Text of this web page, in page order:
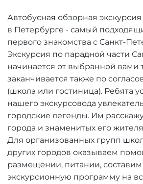
Автобусная обзорная
в Петербурге - самый
первого знакомства с Санкт-
Экскурсия по парадной части
начинается от выбранной вами
заканчивается также по
(школа или гостиница). Ребята
нашего экскурсовода
городские легенды. Им
города и знаменитых его
Для организованных групп
других городов оказываем
размещении, питании,
экскурсионную программу на